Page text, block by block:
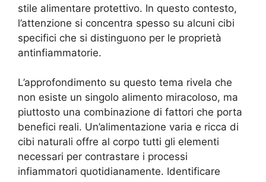
stile alimentare protettivo. In questo contesto,
l’attenzione si concentra spesso su alcuni cibi
specifici che si distinguono per le proprietà
antinfiammatorie.
L’approfondimento su questo tema rivela che
non esiste un singolo alimento miracoloso, ma
piuttosto una combinazione di fattori che porta
benefici reali. Un’alimentazione varia e ricca di
cibi naturali offre al corpo tutti gli elementi
necessari per contrastare i processi
infiammatori quotidianamente. Identificare